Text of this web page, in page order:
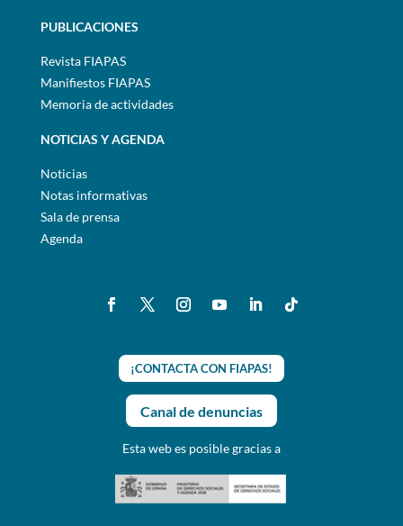
PUBLICACIONES
Revista FIAPAS
Manifiestos FIAPAS
Memoria de actividades
NOTICIAS Y AGENDA
Noticias
Notas informativas
Sala de prensa
Agenda
¡CONTACTA CON FIAPAS!
Canal de denuncias
Esta web es posible gracias a